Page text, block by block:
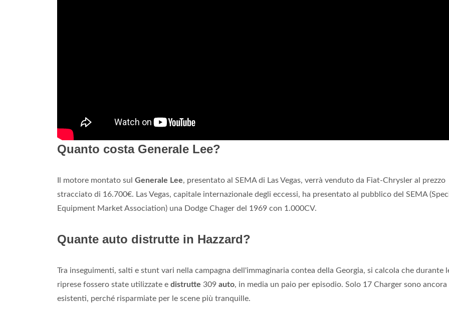
Quanto costa Generale Lee?
Il motore montato sul Generale Lee, presentato al SEMA di Las Vegas, verrà venduto da Fiat-Chrysler al prezzo
stracciato di 16.700€. Las Vegas, capitale internazionale degli eccessi, ha presentato al pubblico del SEMA
Equipment Market Association) una Dodge Chager del 1969 con 1.000CV.
Quante auto distrutte in Hazzard?
Tra inseguimenti, salti e stunt vari nella campagna dell'immaginaria contea della Georgia, si calcola che durante
riprese fossero state utilizzate e distrutte 309 auto, in media un paio per episodio. Solo 17 Charger sono ancora
esistenti, perché risparmiate per le scene più tranquille.